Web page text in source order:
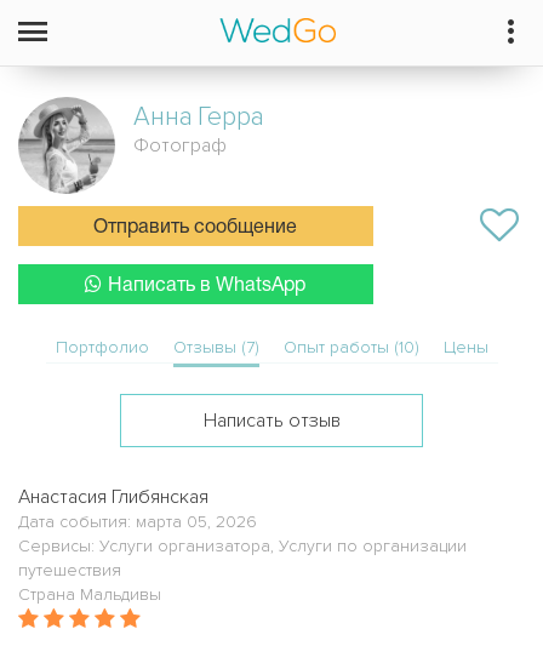
Анна Герра
Фотограф
Отправить сообщение
Написать в WhatsApp
Портфолио Отзывы (7) Опыт работы (10) Цены
Написать отзыв
Анастасия Глибянская
Дата события: марта 05, 2026
Сервисы: Услуги организатора, Услуги по организации
путешествия
Страна Мальдивы